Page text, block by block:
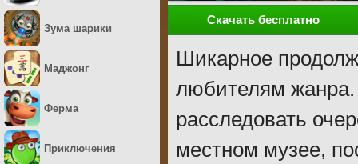
Скачать бесплатно
Шикарное
любителям жанра.
расследовать
местном музее,
Зума шарики
Маджонг
Ферма
Приключения